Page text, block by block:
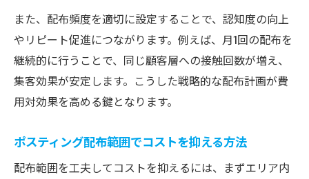
また、配布頻度を適切に設定することで、認知度の向上
やリピート促進につながります。例えば、月1回の配布を
継続的に行うことで、同じ顧客層への接触回数が増え、
集客効果が安定します。こうした戦略的な配布計画が費
用対効果を高める鍵となります。
ポスティング配布範囲でコストを抑える方法
配布範囲を工夫してコストを抑えるには、まずエリア内